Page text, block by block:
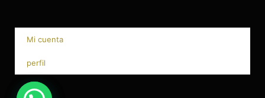
m
Mi cuenta
perfil